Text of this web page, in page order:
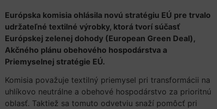
Európska komisia ohlásila novú stratégiu EÚ pre trvalo
udržateľné textilné výrobky, ktorá tvorí súčasť
Európskej zelenej dohody (European Green Deal),
Akčného plánu obehového hospodárstva a
Priemyselnej stratégie EÚ.
Komisia považuje textilný priemysel pri transformácii na
uhlíkovo neutrálne a obehové hospodárstvo za prioritnú
oblasť. Taktiež sa tomuto odvetviu snaží pomôcť pri